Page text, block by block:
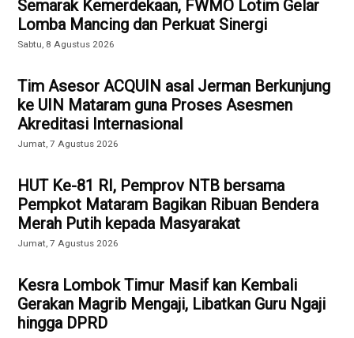
Semarak Kemerdekaan, FWMO Lotim Gelar
Lomba Mancing dan Perkuat Sinergi
Sabtu, 8 Agustus 2026
Tim Asesor ACQUIN asal Jerman Berkunjung
ke UIN Mataram guna Proses Asesmen
Akreditasi Internasional
Jumat, 7 Agustus 2026
HUT Ke-81 RI, Pemprov NTB bersama
Pempkot Mataram Bagikan Ribuan Bendera
Merah Putih kepada Masyarakat
Jumat, 7 Agustus 2026
Kesra Lombok Timur Masif kan Kembali
Gerakan Magrib Mengaji, Libatkan Guru Ngaji
hingga DPRD